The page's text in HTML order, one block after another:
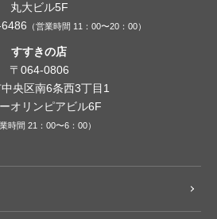
丸大ビル5F
（営業時間 11：00〜20：00）
すすきの店
〒064-0806
央区南6条西3丁目1
オリンピアビル6F
業時間 21：00〜6：00）